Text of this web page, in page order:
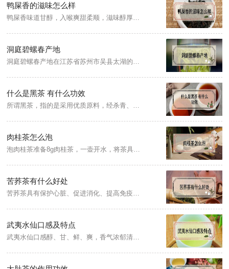
鸭屎香的滋味怎么样
洞庭碧螺春产地
什么是黑茶 有什么功效
肉桂茶怎么泡
苦荞茶有什么好处
武夷水仙口感及特点